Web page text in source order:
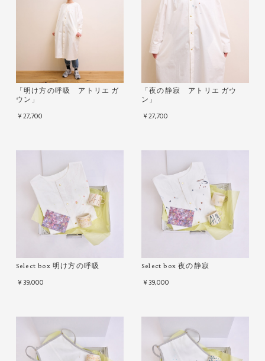
「明け方の呼吸 アトリエ ガ
ウン」
¥27,700
「夜の静寂 アトリエ ガウ
ン」
¥27,700
Select box 明け方の呼吸
¥39,000
Select box 夜の静寂
¥39,000